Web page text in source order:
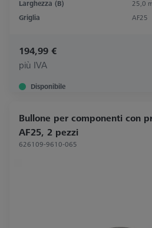
Larghezza (B)
25,0
Griglia
AF25
194,99 €
più IVA
Disponibile
Bullone per componenti con
AF25, 2 pezzi
626109-9610-065